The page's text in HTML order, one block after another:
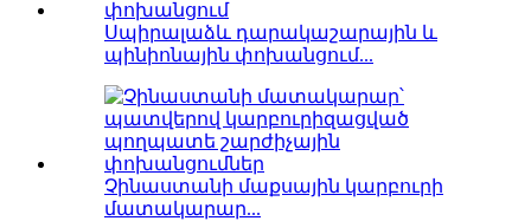
Սպիրալաձև դարակաշարային և
պինիոնային փոխանցում...
Չինաստանի մաքսային կարբուրի
մատակարար...